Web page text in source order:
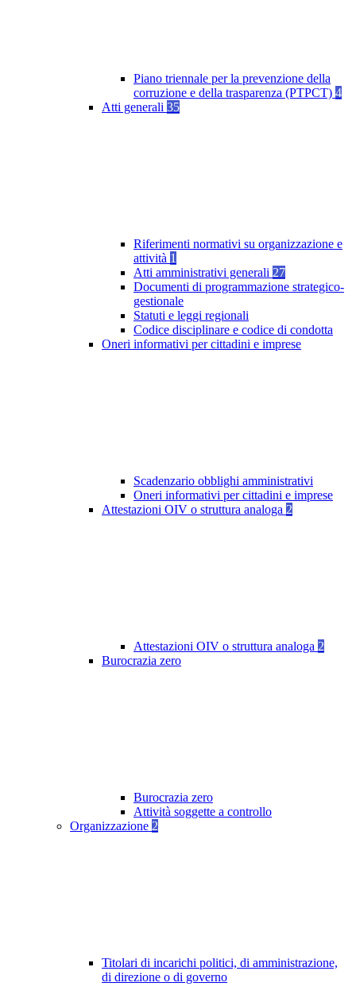
Piano triennale per la prevenzione della
corruzione e della trasparenza (PTPCT) 4
Atti generali 35
Riferimenti normativi su organizzazione e
attività 1
Atti amministrativi generali 27
Documenti di programmazione strategico-
gestionale
Statuti e leggi regionali
Codice disciplinare e codice di condotta
Oneri informativi per cittadini e imprese
Scadenzario obblighi amministrativi
Oneri informativi per cittadini e imprese
Attestazioni OIV o struttura analoga 2
Attestazioni OIV o struttura analoga 2
Burocrazia zero
Burocrazia zero
Attività soggette a controllo
Organizzazione 2
Titolari di incarichi politici, di amministrazione,
di direzione o di governo